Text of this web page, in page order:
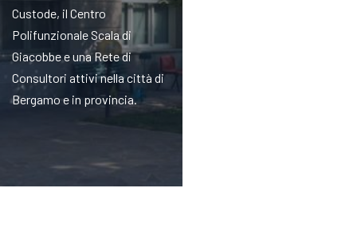
Custode, il Centro
Polifunzionale Scala di
Giacobbe e una Rete di
Consultori attivi nella città di
Bergamo e in provincia.